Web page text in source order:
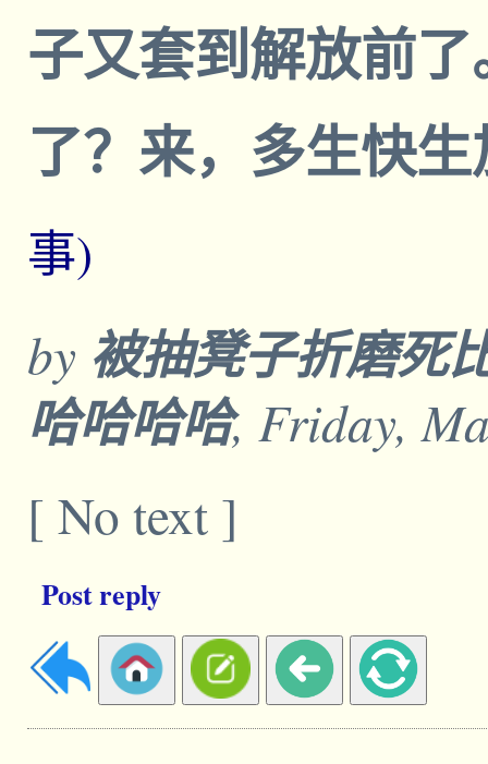
子又套到解放前
了？来，多生快
事)
by 被抽凳子折磨死
哈哈哈哈, Friday,
[ No text ]
Post reply